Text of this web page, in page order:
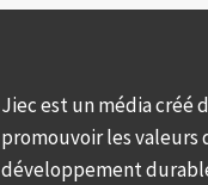
Jiec est un média créé
promouvoir les valeurs
développement